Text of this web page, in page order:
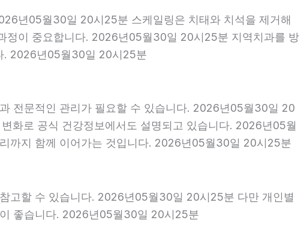
년05월30일 20시25분 스케일링은 치태와 치석을 제거해
정이 중요합니다. 2026년05월30일 20시25분 지역치과를 방
. 2026년05월30일 20시25분
전문적인 관리가 필요할 수 있습니다. 2026년05월30일 20
화로 공식 건강정보에서도 설명되고 있습니다. 2026년05월
까지 함께 이어가는 것입니다. 2026년05월30일 20시25분
고할 수 있습니다. 2026년05월30일 20시25분 다만 개인별
좋습니다. 2026년05월30일 20시25분